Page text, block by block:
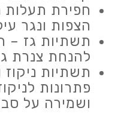
חפירת תעלות
הצפות ונגר
תשתיות גז –
להנחת צנרת
תשתיות ניקוז
פתרונות
ושמירה על